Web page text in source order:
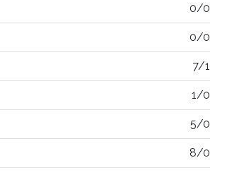
0/0
0/0
7/1
1/0
5/0
8/0